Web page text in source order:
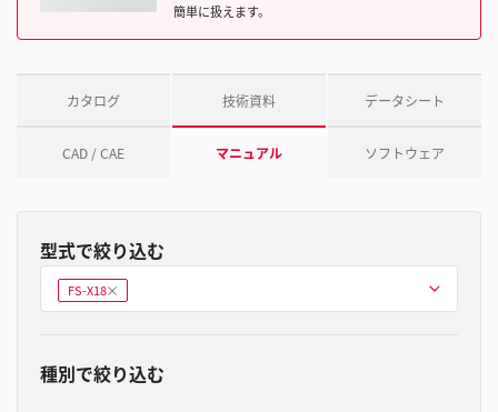
簡単に扱えます。
カタログ 技術資料 データシート
CAD / CAE マニュアル ソフトウェア
型式で絞り込む
型式を選ぶ
FS-X18削
除
種別で絞り込む